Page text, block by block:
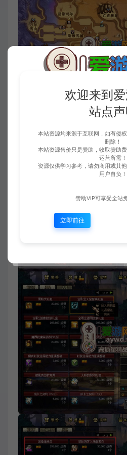
欢迎来到
站点
本站资源均来源于互联网，如有侵
删除！
本站资源售价只是赞助，收取赞助
运营所需！
资源仅供学习参考，请勿商用或其
用户自负！
赞助VIP可享受全站
立即前往